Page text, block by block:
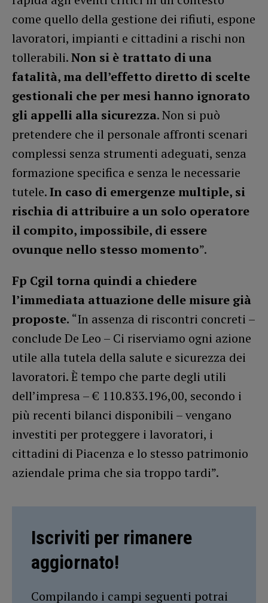
come quello della gestione dei rifiuti, espone
lavoratori, impianti e cittadini a rischi non
tollerabili.Non si è trattato di una
fatalità, ma dell’effetto diretto di scelte
gestionali che per mesi hanno ignorato
gli appelli alla sicurezza. Non si può
pretendere che il personale affronti scenari
complessi senza strumenti adeguati, senza
formazione specifica e senza le necessarie
tutele.In caso di emergenze multiple, si
rischia di attribuire a un solo operatore
il compito, impossibile, di essere
ovunque nello stesso momento”.
Fp Cgil torna quindi a chiedere
l’immediata attuazione delle misure già
proposte. “In assenza di riscontri concreti –
conclude De Leo – Ci riserviamo ogni azione
utile alla tutela della salute e sicurezza dei
lavoratori. È tempo che parte degli utili
dell’impresa – € 110.833.196,00, secondo i
più recenti bilanci disponibili – vengano
investiti per proteggere i lavoratori, i
cittadini di Piacenza e lo stesso patrimonio
aziendale prima che sia troppo tardi”.
Iscriviti per rimanere
aggiornato!
Compilando i campi seguenti potrai